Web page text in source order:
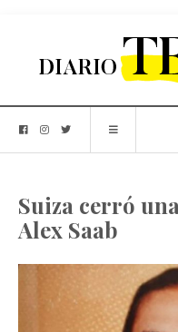
Suiza cerró
Alex Saab